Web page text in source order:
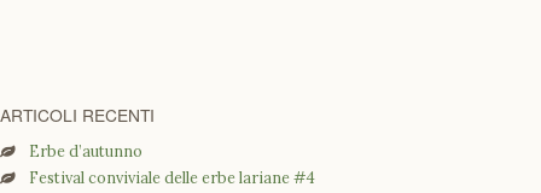
ARTICOLI RECENTI
Erbe d’autunno
Festival conviviale delle erbe lariane #4